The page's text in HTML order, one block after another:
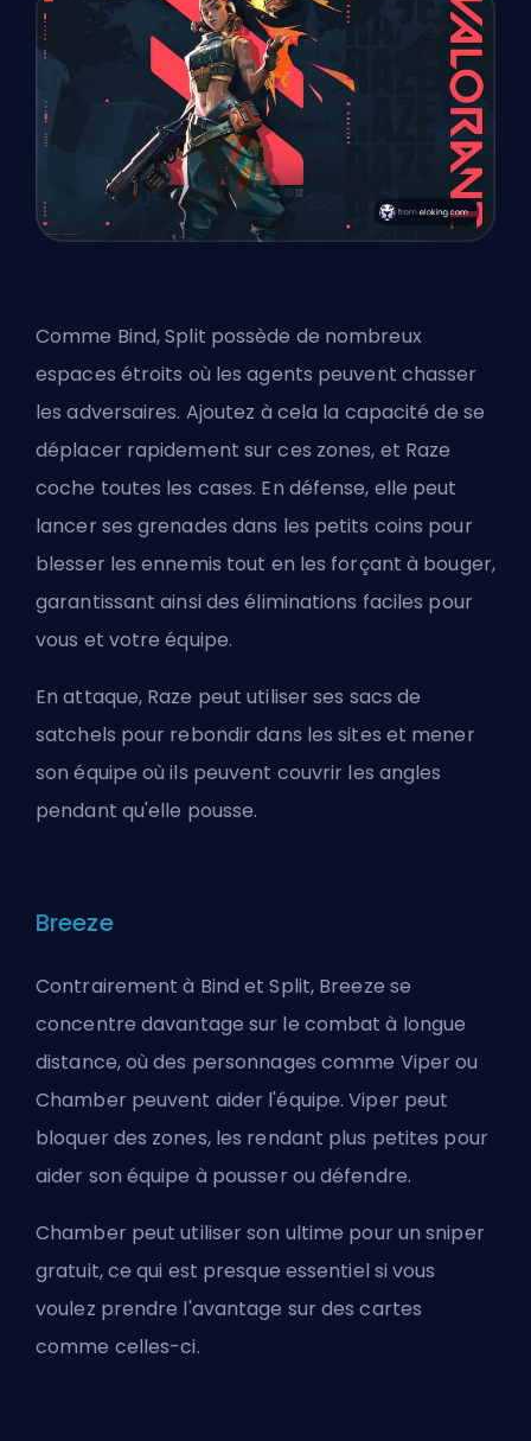
Comme Bind, Split possède de nombreux
espaces étroits où les agents peuvent chasser
les adversaires. Ajoutez à cela la capacité de se
déplacer rapidement sur ces zones, et Raze
coche toutes les cases. En défense, elle peut
lancer ses grenades dans les petits coins pour
blesser les ennemis tout en les forçant à bouger,
garantissant ainsi des éliminations faciles pour
vous et votre équipe.
En attaque, Raze peut utiliser ses sacs de
satchels pour rebondir dans les sites et mener
son équipe où ils peuvent couvrir les angles
pendant qu'elle pousse.
Breeze
Contrairement à Bind et Split, Breeze se
concentre davantage sur le combat à longue
distance, où des personnages comme Viper ou
Chamber peuvent aider l'équipe. Viper peut
bloquer des zones, les rendant plus petites pour
aider son équipe à pousser ou défendre.
Chamber peut utiliser son ultime pour un sniper
gratuit, ce qui est presque essentiel si vous
voulez prendre l'avantage sur des cartes
comme celles-ci.